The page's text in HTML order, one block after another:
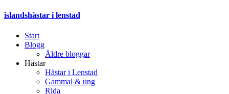
islandshästar i lenstad
Start
Blogg
Äldre bloggar
Hästar
Hästar i Lenstad
Gammal & ung
Rida